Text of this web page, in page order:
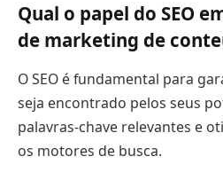
Qual o papel do SEO
de marketing de
O SEO é fundamental para
seja encontrado pelos seus
palavras-chave relevantes e
os motores de busca.